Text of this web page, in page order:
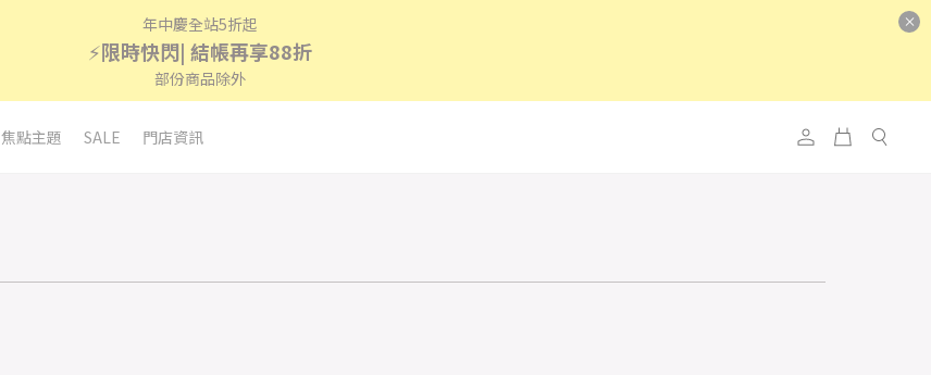
年中慶全站5折起
⚡限時快閃| 結帳再享88折
部份商品除外
焦點主題 SALE 門店資訊